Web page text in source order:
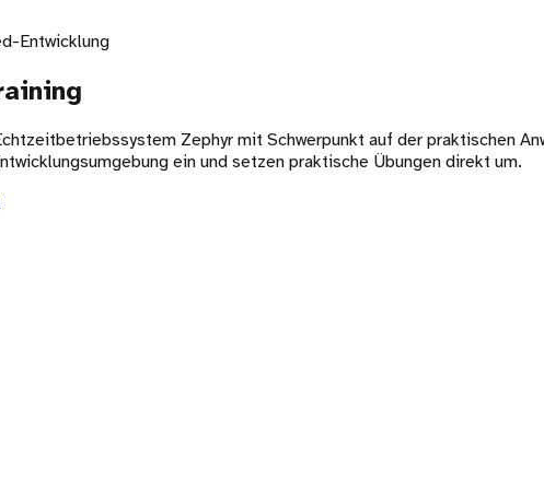
Entwicklung
Zephyr mit Schwerpunkt auf der praktischen
ein und setzen praktische Übungen direkt um.